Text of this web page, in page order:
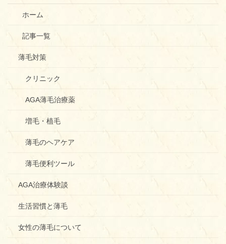
ホーム
記事一覧
薄毛対策
クリニック
AGA薄毛治療薬
増毛・植毛
薄毛のヘアケア
薄毛便利ツール
AGA治療体験談
生活習慣と薄毛
女性の薄毛について